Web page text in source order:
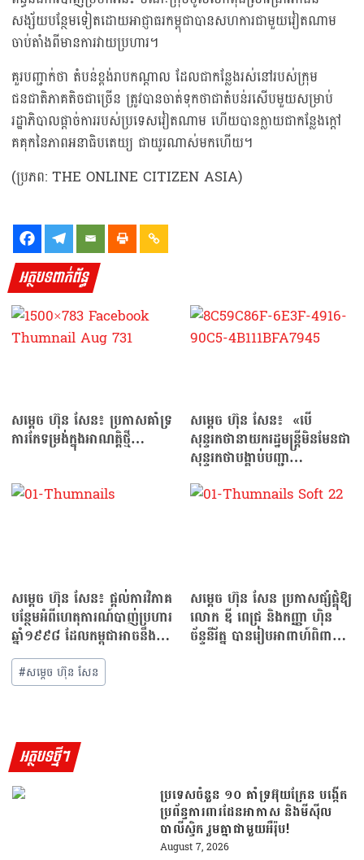
សង្ស័យបន្ថែមទៀតដោយអាជ្ញាធរកម្ពុជាបានសហការជាមួយវៀតណាម
ចាប់តាំងពីមានការវាយប្រហារ។
គួរបញ្ជាក់ថា តំបន់ខ្ពង់រាបកណ្តាល ដែលជាកន្លែងរស់នៅរបស់ក្រុម
ជនជាតិភាគតិចជាច្រើន ត្រូវបានចាត់ទុកថាជាតំបន់រសើបមួយសម្រាប់
រដ្ឋាភិបាលផ្តាច់ការរបស់ប្រទេសវៀតណាម ហើយបានក្លាយជាកន្លែងក្តៅ
គគុកនៃភាពអនាធិបតេយ្យ ជាយូរណាស់មកហើយ។
(ប្រភព: THE ONLINE CITIZEN ASIA)
អត្ថបទពាក់ព័ន្ធ
សម្ដេច ហ៊ុន សែន៖ ប្រកាសគាំទ្រ
ការកែទម្រង់ក្នុងអាណត្តិថ្មី…
សម្ដេច ហ៊ុន សែន៖ «បើ
សុន្ទរកថានាយករដ្ឋមន្ត្រីមិនមែនជា
សុន្ទរកថាបង្គាប់បញ្ជា…
សម្ដេច ហ៊ុន សែន៖ ផ្តល់ការវិភាគ
បន្ថែមអំពីហេតុការណ៍បាញ់ប្រហារ
ឆ្នាំ១៩៩៨ ដែលកម្ពុជាអាចនឹងបន្ត
សង្គ្រាម…
សម្ដេច ហ៊ុន សែន ប្រកាសផ្សំផ្គុំឱ្យ
លោក ឌី ពេជ្រ និងកញ្ញា ហ៉ិន
ច័ន្ទនីរ័ត្ន បានរៀបអាពាហ៍ពិពាហ៍
#សម្ដេច ហ៊ុន សែន
អត្ថបទថ្មីៗ
ប្រទេសចំនួន ១០ គាំទ្រអ៊ុយក្រែន បង្កើត
ប្រព័ន្ធការពារដែនអាកាស និងមីស៊ីល
បាលីស្ទិក រួមគ្នាជាមួយអឺរ៉ុប!
August 7, 2026